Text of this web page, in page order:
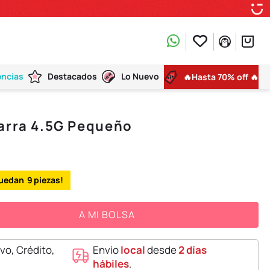
Destacados Lo Nuevo 🔥Hasta 70% off 🔥
4.5G Pequeño
9
A MI BOLSA
Crédito,
Envíolocaldesde2 días
hábiles.